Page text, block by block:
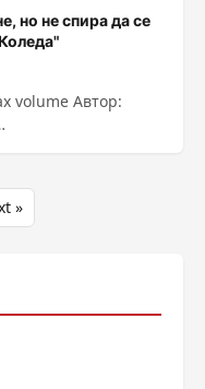
но не спира да се
volume Автор:
»